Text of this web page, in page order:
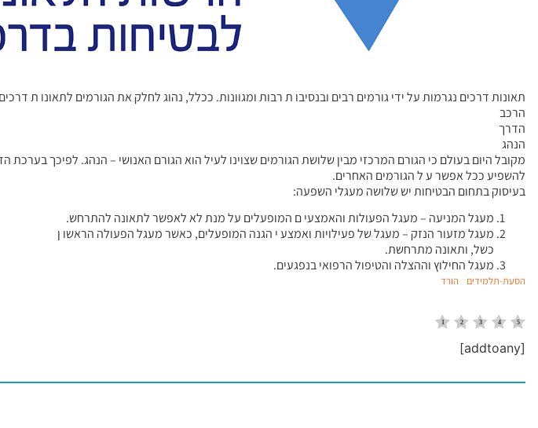
תאונות דרכים נגרמות על ידי גורמים רבים ובנסיבו ת רבות ומגוונות. ככלל, נהוג לחלק את הגורמים לתאונו ת
הרכב
הדרך
הנהג
מקובל היום בעולם כי הגורם המרכזי מבין שלושת הגורמים שצוינו לעיל הוא הגורם האנושי – הנהג. לפיכך
להשפיע ככל אפשר ע ל הגורמים האחרים.
בעיסוק בתחום הבטיחות יש שלושה מעגלי השפעה:
מעגל המניעה – מעגל הפעולות והאמצעי ם המופעלים על מנת לא לאפשר לתאונה להתרחש.
מעגל מזעור הנזק – מעגל של פעילויות ואמצע י הגנה המופעלים, כאשר מעגל הפעולה הראשו ן
כשל, ותאונה מתרחשת.
מעגל החילוץ וההצלה והטיפול הרפואי בנפגעים.
הסעת-תלמידים הורד
[addtoany]